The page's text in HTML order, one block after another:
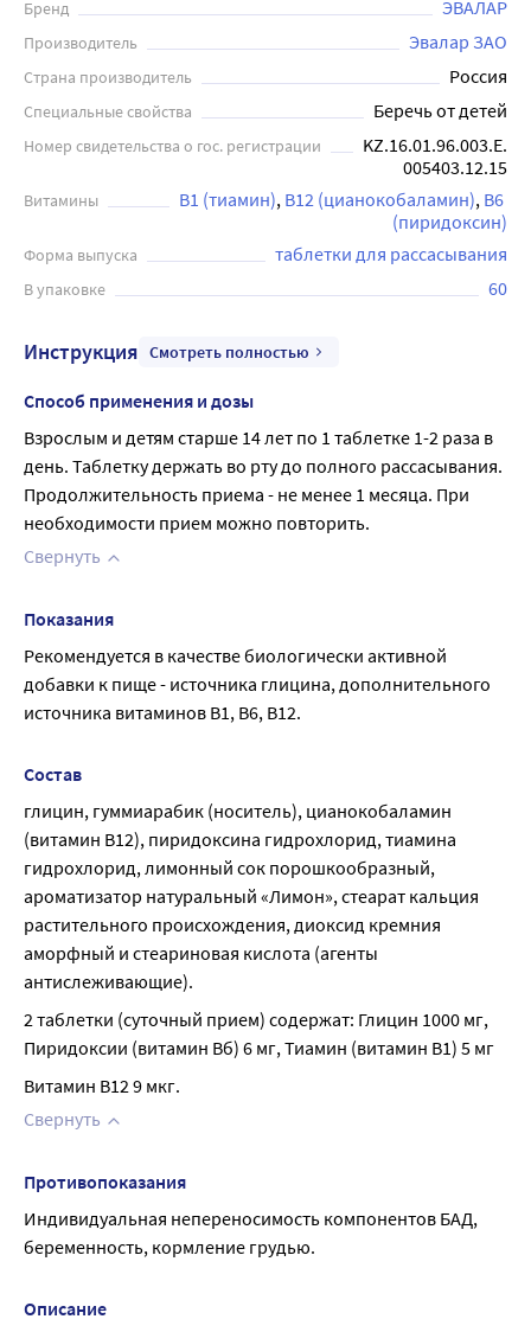
Бренд ЭВАЛАР
Производитель Эвалар ЗАО
Страна производитель Россия
Специальные свойства Беречь от детей
Номер свидетельства о гос. регистрации
KZ.16.01.96.003.E.
005403.12.15
Витамины В1 (тиамин) В12 (цианокобаламин) В6
(пиридоксин)
Форма выпуска таблетки для рассасывания
В упаковке 60
Инструкция Смотреть полностью
Способ применения и дозы
Взрослым и детям старше 14 лет по 1 таблетке 1-2 раза в
день. Таблетку держать во рту до полного рассасывания.
Продолжительность приема - не менее 1 месяца. При
необходимости прием можно повторить.
Свернуть
Показания
Рекомендуется в качестве биологически активной
добавки к пище - источника глицина, дополнительного
источника витаминов В1, В6, В12.
Состав
глицин, гуммиарабик (носитель), цианокобаламин
(витамин В12), пиридоксина гидрохлорид, тиамина
гидрохлорид, лимонный сок порошкообразный,
ароматизатор натуральный «Лимон», стеарат кальция
растительного происхождения, диоксид кремния
аморфный и стеариновая кислота (агенты
антислеживающие).
2 таблетки (суточный прием) содержат: Глицин 1000 мг,
Пиридоксии (витамин Вб) 6 мг, Тиамин (витамин В1) 5 мг
Витамин В12 9 мкг.
Свернуть
Противопоказания
Индивидуальная непереносимость компонентов БАД,
беременность, кормление грудью.
Описание